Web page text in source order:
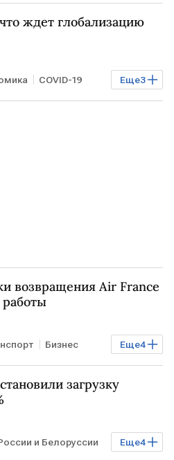
РФ РОССИЯ
ждет глобализацию
Еще3
COVID-19
глобализация
возвращения Air France
Еще4
Бизнес
France полеты
загрузку
Еще4
и Белоруссии